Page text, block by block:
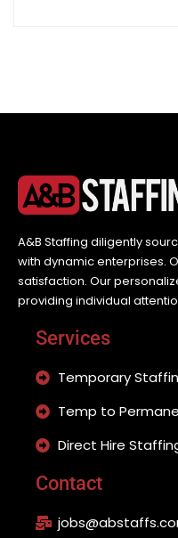
A&B Staffing diligently
with dynamic enterprises.
satisfaction. Our
providing individual
Services
Temporary
Temp to
Direct Hire
Contact